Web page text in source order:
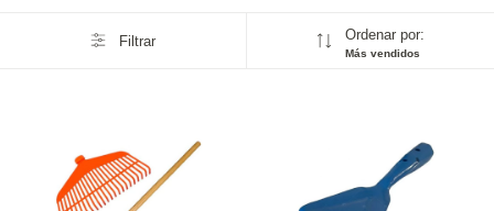
Filtrar Ordenar por:
Más vendidos